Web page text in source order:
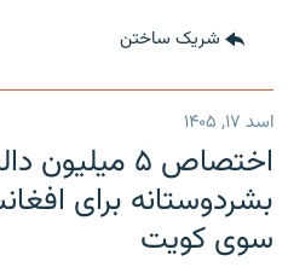
شریک ساختن
اسد ۱۷, ۱۴۰۵
اختصاص ۵
بشردوستانه برای
سوی کویت